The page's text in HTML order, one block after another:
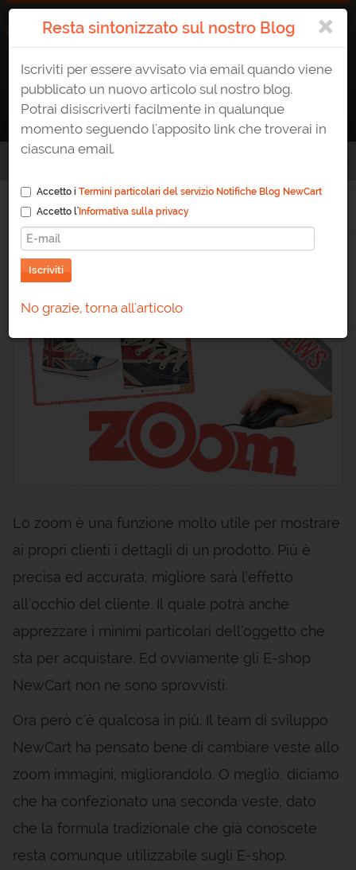
ATTIVA UN E-SHOP 0823 1765307 AREA CLIENTE
Nuova funzione per lo
zoom delle immagini
Lo zoom è una funzione molto utile per mostrare
ai propri clienti i dettagli di un prodotto. Più è
precisa ed accurata, migliore sarà l'effetto
all'occhio del cliente. Il quale potrà anche
apprezzare i minimi particolari dell'oggetto che
sta per acquistare. Ed ovviamente gli E-shop
NewCart non ne sono sprovvisti.
Ora però c'è qualcosa in più. Il team di sviluppo
NewCart ha pensato bene di cambiare veste allo
zoom immagini, migliorandolo. O meglio, diciamo
che ha confezionato una seconda veste, dato
che la formula tradizionale che già conoscete
resta comunque utilizzabile sugli E-shop.
×
Resta sintonizzato sul nostro Blog
Iscriviti per essere avvisato via email quando viene
pubblicato un nuovo articolo sul nostro blog.
Potrai disiscriverti facilmente in qualunque
momento seguendo l'apposito link che troverai in
ciascuna email.
Accetto i Termini particolari del servizio Notifiche Blog NewCart
Accetto l' Informativa sulla privacy
Iscriviti
No grazie, torna all'articolo